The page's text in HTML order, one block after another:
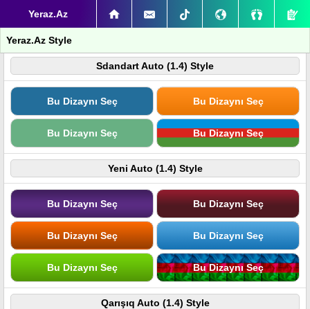
Yeraz.Az
Yeraz.Az Style
Sdandart Auto (1.4) Style
Bu Dizaynı Seç Bu Dizaynı Seç
Bu Dizaynı Seç Bu Dizaynı Seç
Yeni Auto (1.4) Style
Bu Dizaynı Seç Bu Dizaynı Seç
Bu Dizaynı Seç Bu Dizaynı Seç
Bu Dizaynı Seç Bu Dizaynı Seç
Qarışıq Auto (1.4) Style